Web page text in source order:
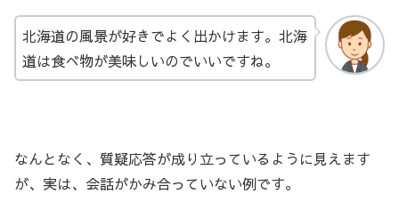
北海道の風景が好きでよく出かけます。北海
道は食べ物が美味しいのでいいですね。
なんとなく、質疑応答が成り立っているように見えます
が、実は、会話がかみ合っていない例です。